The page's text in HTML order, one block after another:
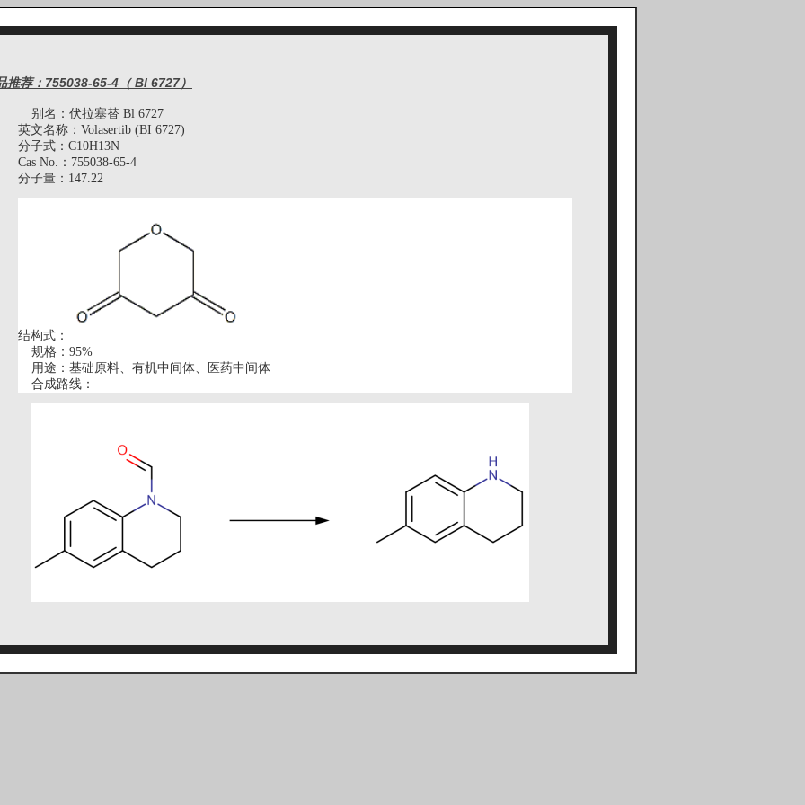
推荐：755038-65-4（ Bl 6727）
别名：伏拉塞替 Bl 6727
英文名称： Volasertib (BI 6727)
分子式： C10H13N
Cas No.： 755038-65-4
分子量： 147.22
结构式：
规格： 95%
用途：基础原料、有机中间体、医药中间体
合成路线：